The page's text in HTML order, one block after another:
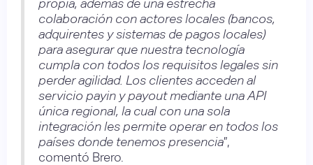
colaboración con actores locales (bancos,
adquirentes y sistemas de pagos locales)
para asegurar que nuestra tecnología
cumpla con todos los requisitos legales sin
perder agilidad. Los clientes acceden al
servicio payin y payout mediante una API
única regional, la cual con una sola
integración les permite operar en todos los
países donde tenemos presencia”,
comentó Brero.